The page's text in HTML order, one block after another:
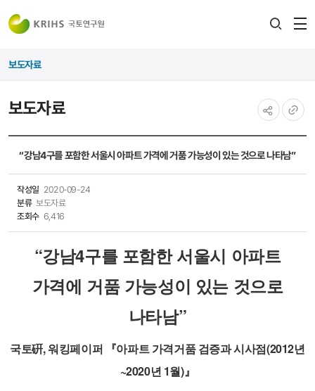
보도자료
보도자료
복사
“강남4구를 포함한 서울시 아파트 가격에 거품 가능성이 있는 것으로 나타남”
작성일 2020-09-24
분류 보도자료
조회수 6,416
“강남4구를 포함한 서울시 아파트
가격에 거품 가능성이 있는 것으로
나타남”
국토硏, 워킹페이퍼 『아파트 가격거품 검증과 시사점(2012년
~2020년 1월)』